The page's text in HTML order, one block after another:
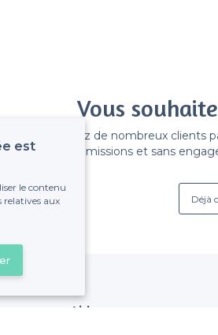
Vous
Gagnez de nombreux clients
Pas de commissions et sans
Déjà
Aide
est
le contenu
relatives aux